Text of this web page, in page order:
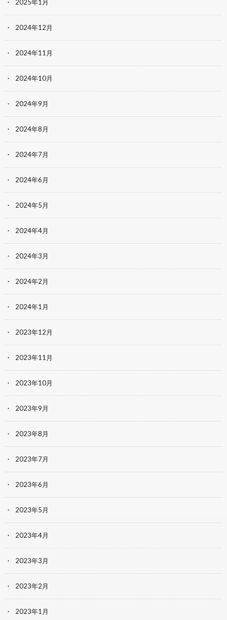
2025年1月
2024年12月
2024年11月
2024年10月
2024年9月
2024年8月
2024年7月
2024年6月
2024年5月
2024年4月
2024年3月
2024年2月
2024年1月
2023年12月
2023年11月
2023年10月
2023年9月
2023年8月
2023年7月
2023年6月
2023年5月
2023年4月
2023年3月
2023年2月
2023年1月